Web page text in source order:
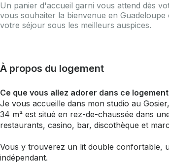
Un panier d'accueil garni vous attend dès
vous souhaiter la bienvenue en Guadeloupe
votre séjour sous les meilleurs auspices.
À propos du logement
Ce que vous allez adorer dans ce logement
Je vous accueille dans mon studio au
34 m² est situé en rez-de-chaussée dans
restaurants, casino, bar, discothèque et
Vous y trouverez un lit double confortable,
indépendant.